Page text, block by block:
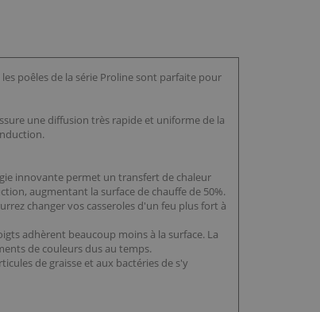
poêles de la série Proline sont parfaite pour
une diffusion très rapide et uniforme de la
innovante permet un transfert de chaleur
augmentant la surface de chauffe de 50%.
changer vos casseroles d'un feu plus fort à
adhèrent beaucoup moins à la surface. La
de couleurs dus au temps.
de graisse et aux bactéries de s'y